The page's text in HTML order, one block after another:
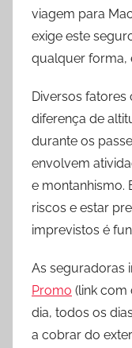
viagem para
exige este
qualquer forma,
Diversos fatores
diferença de
durante os
envolvem
e montanhismo.
riscos e estar
imprevistos é
As seguradoras
Promo (link com
dia, todos os
a cobrar do